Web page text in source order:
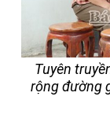
Tuyên
rộng đường